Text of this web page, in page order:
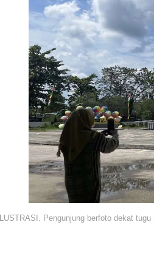
ILUSTRASI. Pengunjung berfoto dekat